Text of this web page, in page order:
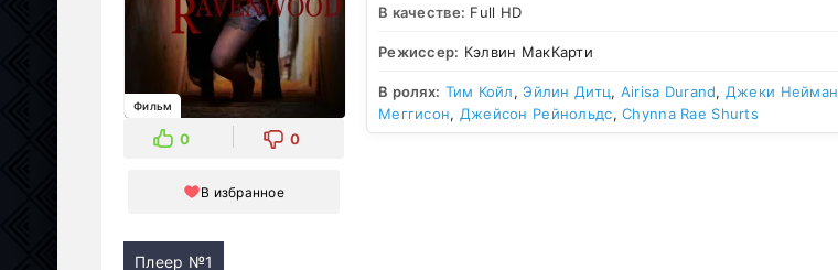
Фильм
0 0
В избранное
В качестве: Full HD
Режиссер: Кэлвин МакКарти
В ролях: Тим Койл, Эйлин Дитц, Airisa Durand, Джеки Нейман
Меггисон, Джейсон Рейнольдс,Chynna Rae Shurts
Плеер №1